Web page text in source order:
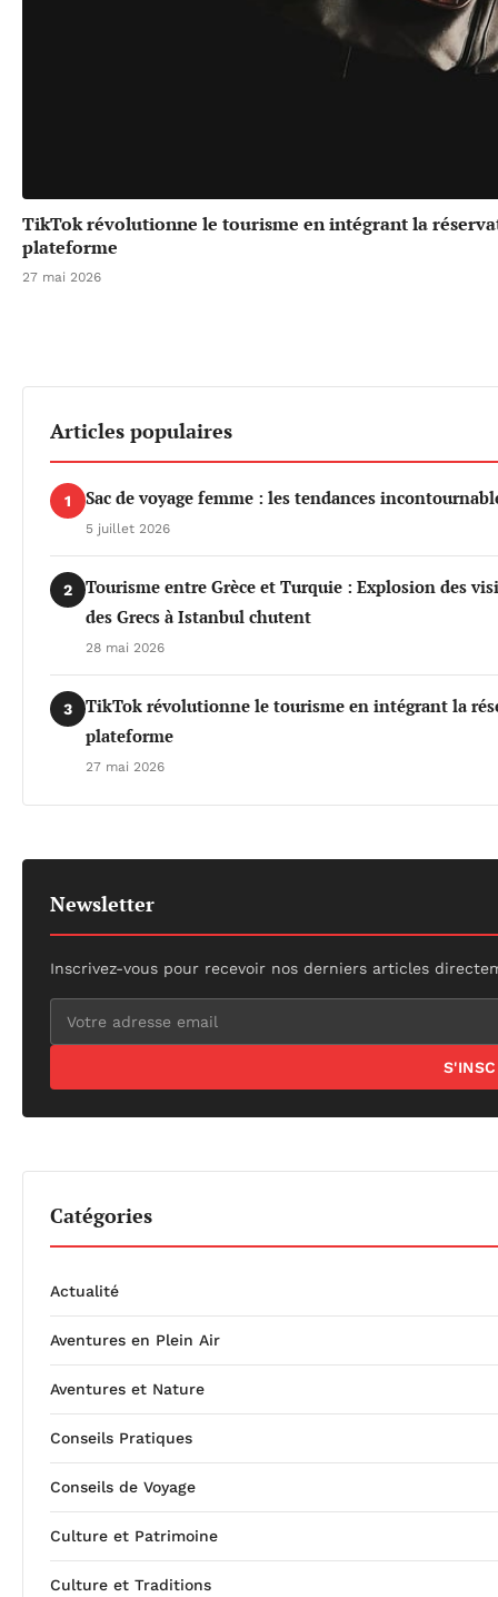
TikTok révolutionne le tourisme en intégrant la
plateforme
27 mai 2026
Articles populaires
1 Sac de voyage femme : les tendances
5 juillet 2026
2
Tourisme entre Grèce et Turquie : Explosion des
des Grecs à Istanbul chutent
28 mai 2026
3
TikTok révolutionne le tourisme en intégrant la
plateforme
27 mai 2026
Newsletter
Inscrivez-vous pour recevoir nos derniers articles
Catégories
Actualité
Aventures en Plein Air
Aventures et Nature
Conseils Pratiques
Conseils de Voyage
Culture et Patrimoine
Culture et Traditions